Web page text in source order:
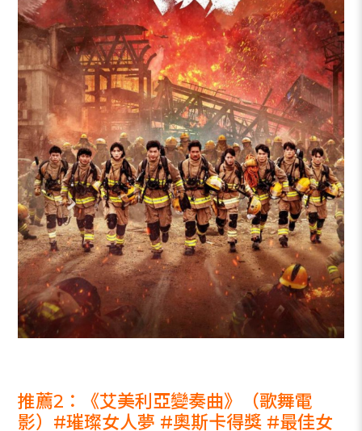
推薦2：《艾美利亞變奏曲》（歌舞電
影）#璀璨女人夢 #奧斯卡得獎 #最佳女